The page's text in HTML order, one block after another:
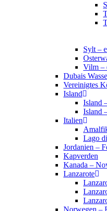
Sylt –
Vilm –
Dubais
Vereinigtes
Island
Island
Island
Italien
Lago
Jordanien –
Kapverden
Kanada –
Lanzarote
Norwegen –